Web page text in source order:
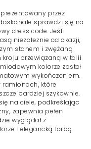
przez
sprawdzi się na
dress code. Jeśli
niezależnie od okazji,
stanem i zwężaną
przewiązaną w talii
kolorze został
wykończeniem.
ramionach, które
bardziej szykownie.
na ciele, podkreślając
zapewnia pełen
wyglądał z
i elegancką torbą.